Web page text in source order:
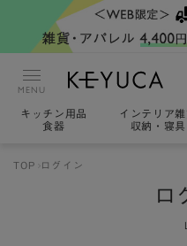
MENU
キッチン用品
食器
インテリア
収納・寝具
TOP ログイン
ロ